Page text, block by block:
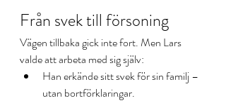
Från svek till försoning
Vägen tillbaka gick inte fort. Men Lars
valde att arbeta med sig själv:
Han erkände sitt svek för sin familj –
utan bortförklaringar.